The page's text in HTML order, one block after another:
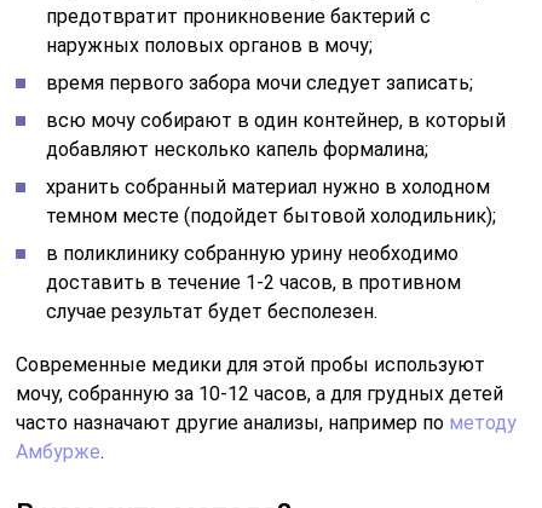
предотвратит проникновение бактерий с
наружных половых органов в мочу;
время первого забора мочи следует записать;
всю мочу собирают в один контейнер, в который
добавляют несколько капель формалина;
хранить собранный материал нужно в холодном
темном месте (подойдет бытовой холодильник);
в поликлинику собранную урину необходимо
доставить в течение 1-2 часов, в противном
случае результат будет бесполезен.
Современные медики для этой пробы используют
мочу, собранную за 10-12 часов, а для грудных детей
часто назначают другие анализы, например по методу
Амбурже.